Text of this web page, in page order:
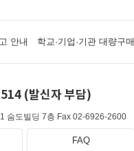
안내 학교·기업·기관 대량구매
(발신자 부담)
숨도빌딩 7층 Fax 02-6926-2600
FAQ